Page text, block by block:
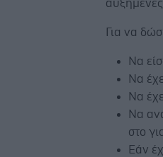
Για να
Να
Να
Να
Να
στο
Εάν